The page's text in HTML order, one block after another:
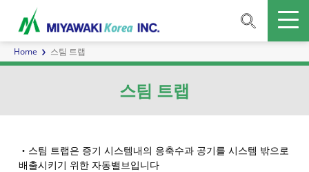
Home 스팀 트랩
스팀 트랩
・스팀 트랩은 증기 시스템내의 응축수과 공기를 시스템 밖으로
배출시키기 위한 자동밸브입니다